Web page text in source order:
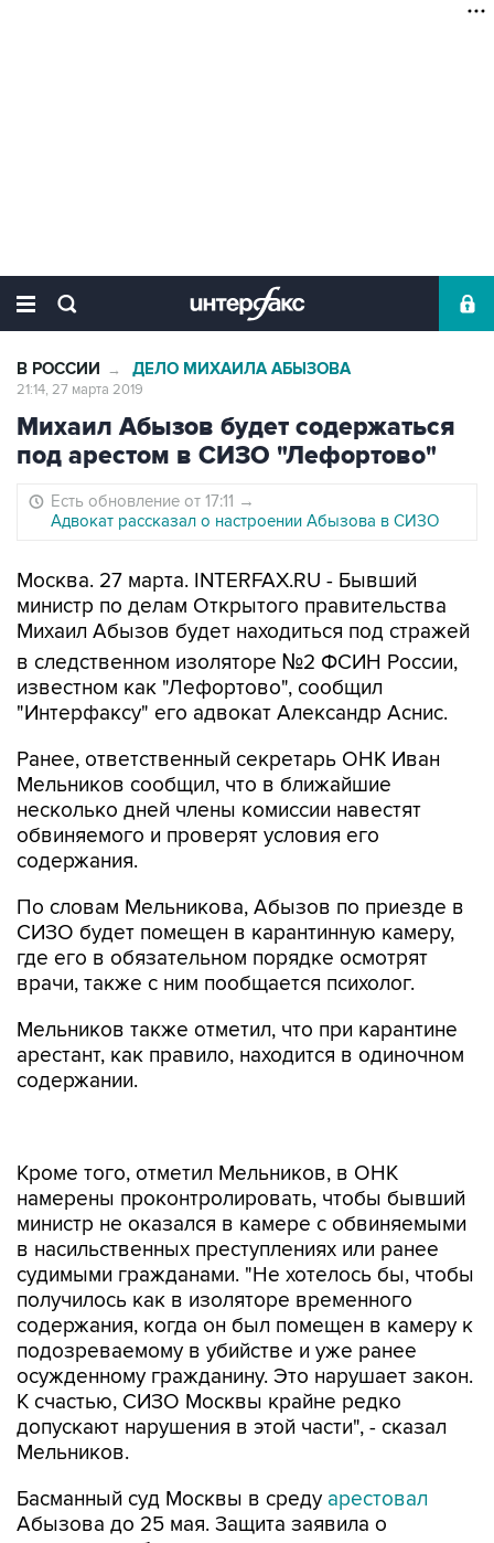
В РОССИИ → ДЕЛО МИХАИЛА АБЫЗОВА
21:14, 27 марта 2019
Михаил Абызов будет содержаться
под арестом в СИЗО "Лефортово"
Есть обновление от 17:11 →
Адвокат рассказал о настроении Абызова в СИЗО
Москва. 27 марта. INTERFAX.RU - Бывший
министр по делам Открытого правительства
Михаил Абызов будет находиться под стражей
в следственном изоляторе №2 ФСИН России,
известном как "Лефортово", сообщил
"Интерфаксу" его адвокат Александр Аснис.
Ранее, ответственный секретарь ОНК Иван
Мельников сообщил, что в ближайшие
несколько дней члены комиссии навестят
обвиняемого и проверят условия его
содержания.
По словам Мельникова, Абызов по приезде в
СИЗО будет помещен в карантинную камеру,
где его в обязательном порядке осмотрят
врачи, также с ним пообщается психолог.
Мельников также отметил, что при карантине
арестант, как правило, находится в одиночном
содержании.
министр не оказался в камере с обвиняемыми
в насильственных преступлениях или ранее
судимыми гражданами. "Не хотелось бы, чтобы
получилось как в изоляторе временного
содержания, когда он был помещен в камеру к
подозреваемому в убийстве и уже ранее
осужденному гражданину. Это нарушает закон.
К счастью, СИЗО Москвы крайне редко
допускают нарушения в этой части", - сказал
Мельников.
Басманный суд Москвы в среду
намерении обжаловать это решение в
Мосгорсуде.